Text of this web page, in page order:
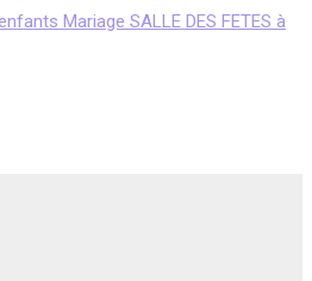
Mariage SALLE DES FETES à